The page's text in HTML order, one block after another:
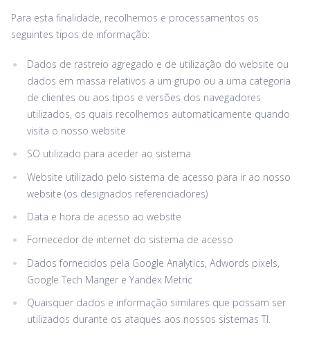
Para esta finalidade, recolhemos e processamentos os
seguintes tipos de informação:
Dados de rastreio agregado e de utilização do website ou
dados em massa relativos a um grupo ou a uma categoria
de clientes ou aos tipos e versões dos navegadores
utilizados, os quais recolhemos automaticamente quando
visita o nosso website
SO utilizado para aceder ao sistema
Website utilizado pelo sistema de acesso para ir ao nosso
website (os designados referenciadores)
Data e hora de acesso ao website
Fornecedor de internet do sistema de acesso
Dados fornecidos pela Google Analytics, Adwords pixels,
Google Tech Manger e Yandex Metric
Quaisquer dados e informação similares que possam ser
utilizados durante os ataques aos nossos sistemas TI.